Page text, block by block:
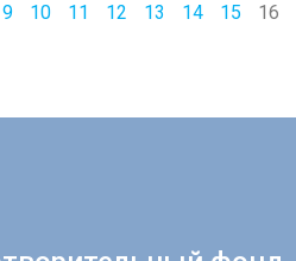
9 10 11 12 13 14 15 16